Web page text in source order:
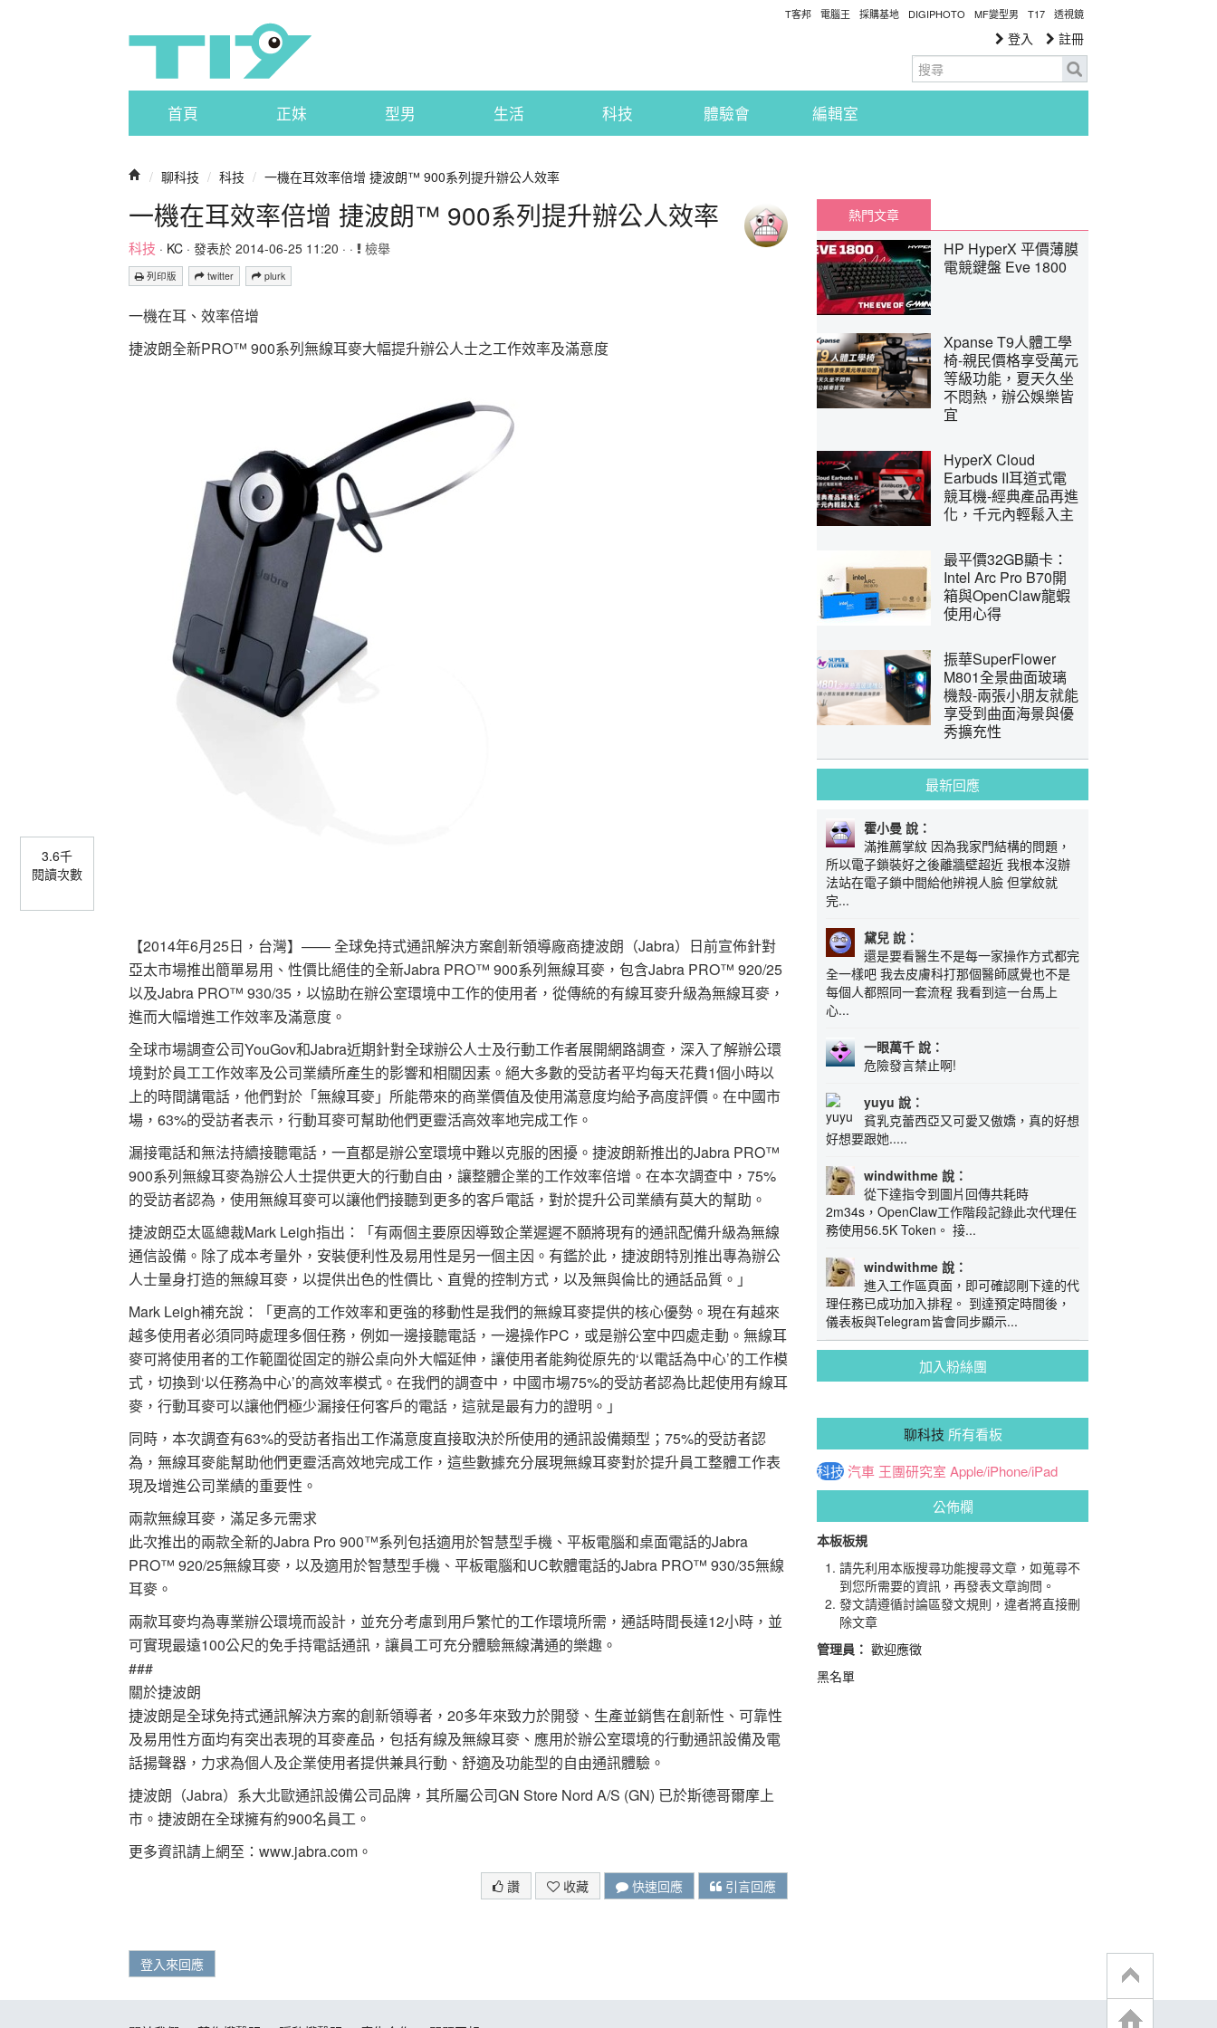
T客邦 電腦王 採購基地 DIGIPHOTO MF變型男 T17 透視鏡
登入 註冊
首頁 正妹 型男 生活 科技 體驗會 編輯室
/ 聊科技 / 科技 / 一機在耳效率倍增 捷波朗™ 900系列提升辦公人效率
一機在耳效率倍增 捷波朗™ 900系列提升辦公人效率
科技 · KC · 發表於 2014-06-25 11:20 · · 檢舉
列印版 twitter plurk
3.6千
閱讀次數
一機在耳、效率倍增
捷波朗全新PRO™ 900系列無線耳麥大幅提升辦公人士之工作效率及滿意度
【2014年6月25日，台灣】—— 全球免持式通訊解決方案創新領導廠商捷波朗（Jabra）日前宣佈針對
亞太市場推出簡單易用、性價比絕佳的全新Jabra PRO™ 900系列無線耳麥，包含Jabra PRO™ 920/25
以及Jabra PRO™ 930/35，以協助在辦公室環境中工作的使用者，從傳統的有線耳麥升級為無線耳麥，
進而大幅增進工作效率及滿意度。
全球市場調查公司YouGov和Jabra近期針對全球辦公人士及行動工作者展開網路調查，深入了解辦公環
境對於員工工作效率及公司業績所產生的影響和相關因素。絕大多數的受訪者平均每天花費1個小時以
上的時間講電話，他們對於「無線耳麥」所能帶來的商業價值及使用滿意度均給予高度評價。在中國市
場，63%的受訪者表示，行動耳麥可幫助他們更靈活高效率地完成工作。
漏接電話和無法持續接聽電話，一直都是辦公室環境中難以克服的困擾。捷波朗新推出的Jabra PRO™
900系列無線耳麥為辦公人士提供更大的行動自由，讓整體企業的工作效率倍增。在本次調查中，75%
的受訪者認為，使用無線耳麥可以讓他們接聽到更多的客戶電話，對於提升公司業績有莫大的幫助。
捷波朗亞太區總裁Mark Leigh指出：「有兩個主要原因導致企業遲遲不願將現有的通訊配備升級為無線
通信設備。除了成本考量外，安裝便利性及易用性是另一個主因。有鑑於此，捷波朗特別推出專為辦公
人士量身打造的無線耳麥，以提供出色的性價比、直覺的控制方式，以及無與倫比的通話品質。」
Mark Leigh補充說：「更高的工作效率和更強的移動性是我們的無線耳麥提供的核心優勢。現在有越來
越多使用者必須同時處理多個任務，例如一邊接聽電話，一邊操作PC，或是辦公室中四處走動。無線耳
麥可將使用者的工作範圍從固定的辦公桌向外大幅延伸，讓使用者能夠從原先的‘以電話為中心’的工作模
式，切換到‘以任務為中心’的高效率模式。在我們的調查中，中國市場75%的受訪者認為比起使用有線耳
麥，行動耳麥可以讓他們極少漏接任何客戶的電話，這就是最有力的證明。」
同時，本次調查有63%的受訪者指出工作滿意度直接取決於所使用的通訊設備類型；75%的受訪者認
為，無線耳麥能幫助他們更靈活高效地完成工作，這些數據充分展現無線耳麥對於提升員工整體工作表
現及增進公司業績的重要性。
兩款無線耳麥，滿足多元需求
此次推出的兩款全新的Jabra Pro 900™系列包括適用於智慧型手機、平板電腦和桌面電話的Jabra
PRO™ 920/25無線耳麥，以及適用於智慧型手機、平板電腦和UC軟體電話的Jabra PRO™ 930/35無線
耳麥。
兩款耳麥均為專業辦公環境而設計，並充分考慮到用戶繁忙的工作環境所需，通話時間長達12小時，並
可實現最遠100公尺的免手持電話通訊，讓員工可充分體驗無線溝通的樂趣。
###
關於捷波朗
捷波朗是全球免持式通訊解決方案的創新領導者，20多年來致力於開發、生產並銷售在創新性、可靠性
及易用性方面均有突出表現的耳麥產品，包括有線及無線耳麥、應用於辦公室環境的行動通訊設備及電
話揚聲器，力求為個人及企業使用者提供兼具行動、舒適及功能型的自由通訊體驗。
捷波朗（Jabra）系大北歐通訊設備公司品牌，其所屬公司GN Store Nord A/S (GN) 已於斯德哥爾摩上
市。捷波朗在全球擁有約900名員工。
更多資訊請上網至：www.jabra.com。
讚 收藏 快速回應 引言回應
登入來回應
熱門文章
HP HyperX 平價薄膜
電競鍵盤 Eve 1800
Xpanse T9人體工學
椅-親民價格享受萬元
等級功能，夏天久坐
不悶熱，辦公娛樂皆
宜
HyperX Cloud
Earbuds II耳道式電
競耳機-經典產品再進
化，千元內輕鬆入主
最平價32GB顯卡：
Intel Arc Pro B70開
箱與OpenClaw龍蝦
使用心得
振華SuperFlower
M801全景曲面玻璃
機殼-兩張小朋友就能
享受到曲面海景與優
秀擴充性
最新回應
霍小曼 說：
滿推薦掌紋 因為我家門結構的問題，
所以電子鎖裝好之後離牆壁超近 我根本沒辦
法站在電子鎖中間給他辨視人臉 但掌紋就
完...
黛兒 說：
還是要看醫生不是每一家操作方式都完
全一樣吧 我去皮膚科打那個醫師感覺也不是
每個人都照同一套流程 我看到這一台馬上
心...
一眼萬千 說：
危險發言禁止啊!
yuyu 說：
貧乳克蕾西亞又可愛又傲嬌，真的好想
好想要跟她.....
windwithme 說：
從下達指令到圖片回傳共耗時
2m34s，OpenClaw工作階段記錄此次代理任
務使用56.5K Token。 接...
windwithme 說：
進入工作區頁面，即可確認剛下達的代
理任務已成功加入排程。 到達預定時間後，
儀表板與Telegram皆會同步顯示...
加入粉絲團
聊科技 所有看板
科技汽車 王團研究室 Apple/iPhone/iPad
公佈欄
本板板規
請先利用本版搜尋功能搜尋文章，如蒐尋不
到您所需要的資訊，再發表文章詢問。
發文請遵循討論區發文規則，違者將直接刪
除文章
管理員： 歡迎應徵
黑名單